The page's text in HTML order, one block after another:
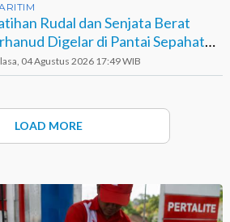
Rudal dan Senjata Berat
Digelar di Pantai Sepahat
04 Agustus 2026 17:49 WIB
LOAD MORE